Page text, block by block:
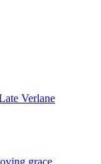
Verlane
grace